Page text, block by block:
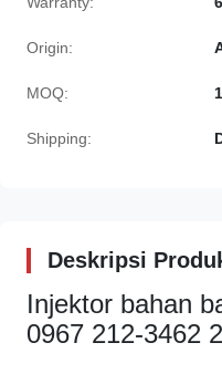
Origin:
MOQ:
Shipping:
Deskripsi
Injektor bahan
0967 212-3462